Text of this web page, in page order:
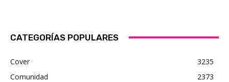
CATEGORÍAS POPULARES
Cover
3235
Comunidad
2373